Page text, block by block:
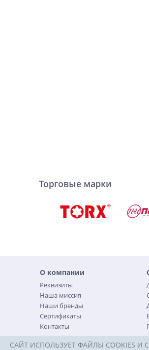
Торговые марки
О компании
Реквизиты
Наша миссия
Наши бренды
Сертификаты
Контакты
САЙТ ИСПОЛЬЗУЕТ ФАЙЛЫ COOKIES И